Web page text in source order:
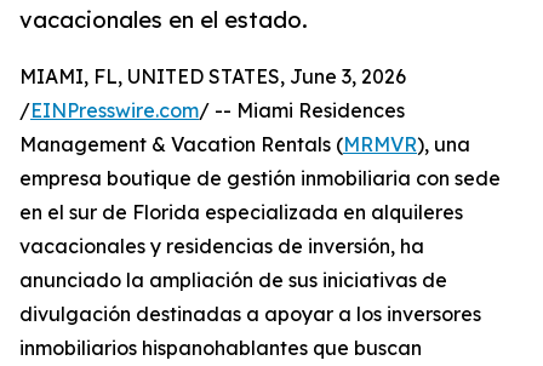
vacacionales en el estado.
MIAMI, FL, UNITED STATES, June 3, 2026
/EINPresswire.com/ -- Miami Residences
Management & Vacation Rentals (MRMVR), una
empresa boutique de gestión inmobiliaria con sede
en el sur de Florida especializada en alquileres
vacacionales y residencias de inversión, ha
anunciado la ampliación de sus iniciativas de
divulgación destinadas a apoyar a los inversores
inmobiliarios hispanohablantes que buscan